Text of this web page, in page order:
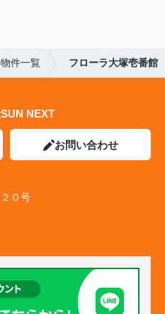
件一覧 フローラ大塚壱番館
NEXT
お問い合わせ
０号